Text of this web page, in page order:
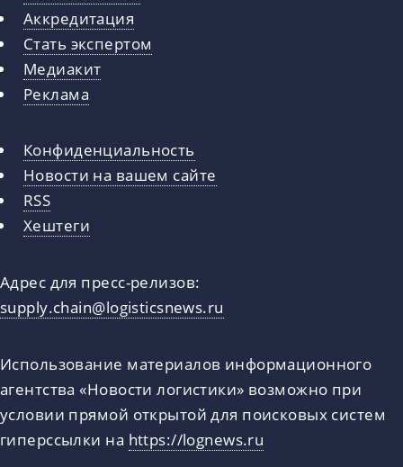
Аккредитация
Стать экспертом
Медиакит
Реклама
Конфиденциальность
Новости на вашем сайте
RSS
Хештеги
Адрес для пресс-релизов:
supply.chain@logisticsnews.ru
Использование материалов информационного
агентства «Новости логистики» возможно при
условии прямой открытой для поисковых систем
гиперссылки на https://lognews.ru